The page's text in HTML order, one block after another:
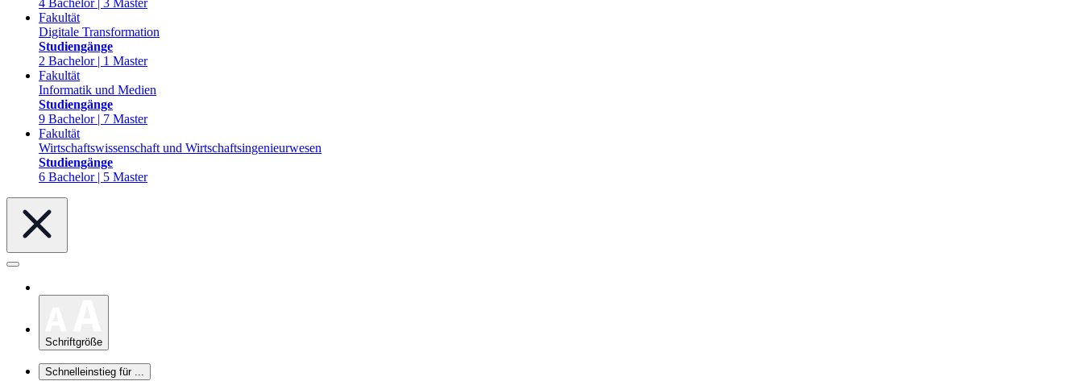
4 Bachelor | 3 Master
Fakultät
Digitale Transformation
Studiengänge
2 Bachelor | 1 Master
Fakultät
Informatik und Medien
Studiengänge
9 Bachelor | 7 Master
Fakultät
Wirtschaftswissenschaft und Wirtschaftsingenieurwesen
Studiengänge
6 Bachelor | 5 Master
Schriftgröße
Schnelleinstieg für ...